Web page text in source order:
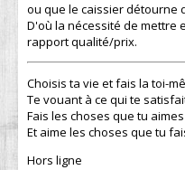
ou que le caissier détourne
D'où la nécessité de mettre
rapport qualité/prix.
Choisis ta vie et fais la toi-
Te vouant à ce qui te
Fais les choses que tu aimes
Et aime les choses que tu
Hors ligne